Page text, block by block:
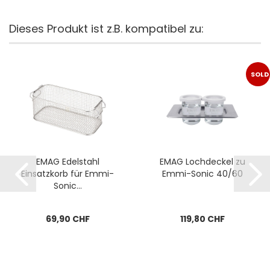
Dieses Produkt ist z.B. kompatibel zu:
EMAG Edelstahl
Einsatzkorb für Emmi-
Sonic...
69,90 CHF
SOLD
EMAG Lochdeckel zu
Emmi-Sonic 40/60
119,80 CHF